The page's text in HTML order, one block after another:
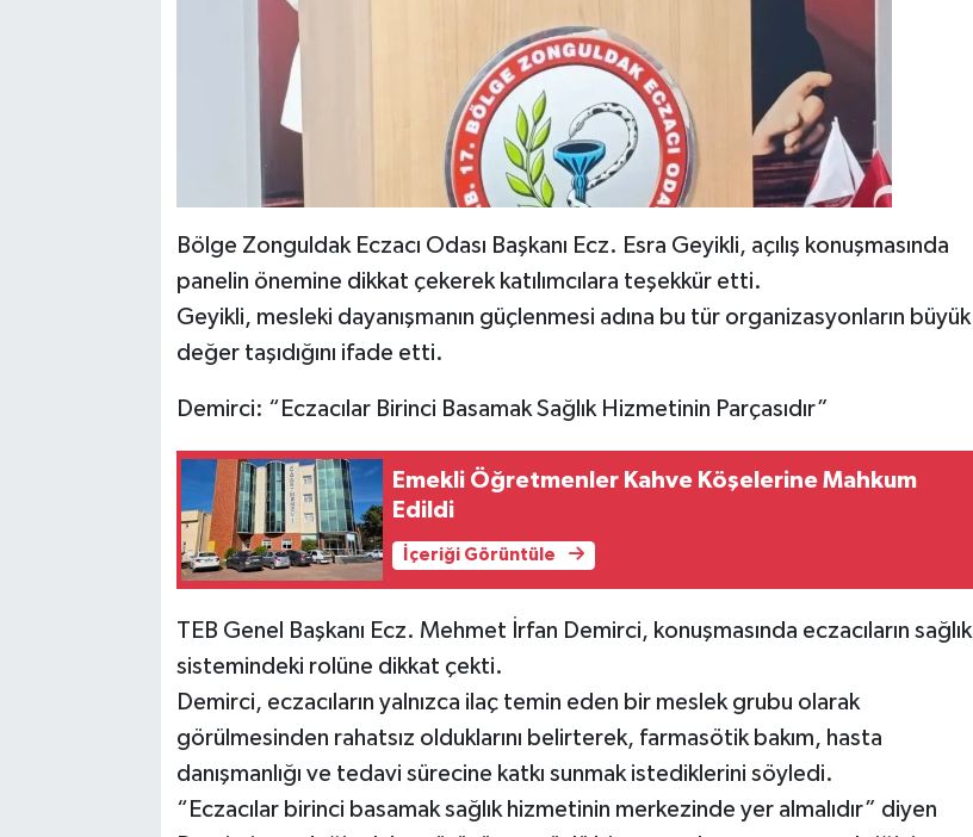
Bölge Zonguldak Eczacı Odası Başkanı Ecz. Esra Geyikli, açılış konuşmasında
panelin önemine dikkat çekerek katılımcılara teşekkür etti.
Geyikli, mesleki dayanışmanın güçlenmesi adına bu tür organizasyonların büyük
değer taşıdığını ifade etti.
Demirci: “Eczacılar Birinci Basamak Sağlık Hizmetinin Parçasıdır”
Emekli Öğretmenler Kahve Köşelerine Mahkum
Edildi
İçeriği Görüntüle
TEB Genel Başkanı Ecz. Mehmet İrfan Demirci, konuşmasında eczacıların sağlık
sistemindeki rolüne dikkat çekti.
Demirci, eczacıların yalnızca ilaç temin eden bir meslek grubu olarak
görülmesinden rahatsız olduklarını belirterek, farmasötik bakım, hasta
danışmanlığı ve tedavi sürecine katkı sunmak istediklerini söyledi.
“Eczacılar birinci basamak sağlık hizmetinin merkezinde yer almalıdır” diyen